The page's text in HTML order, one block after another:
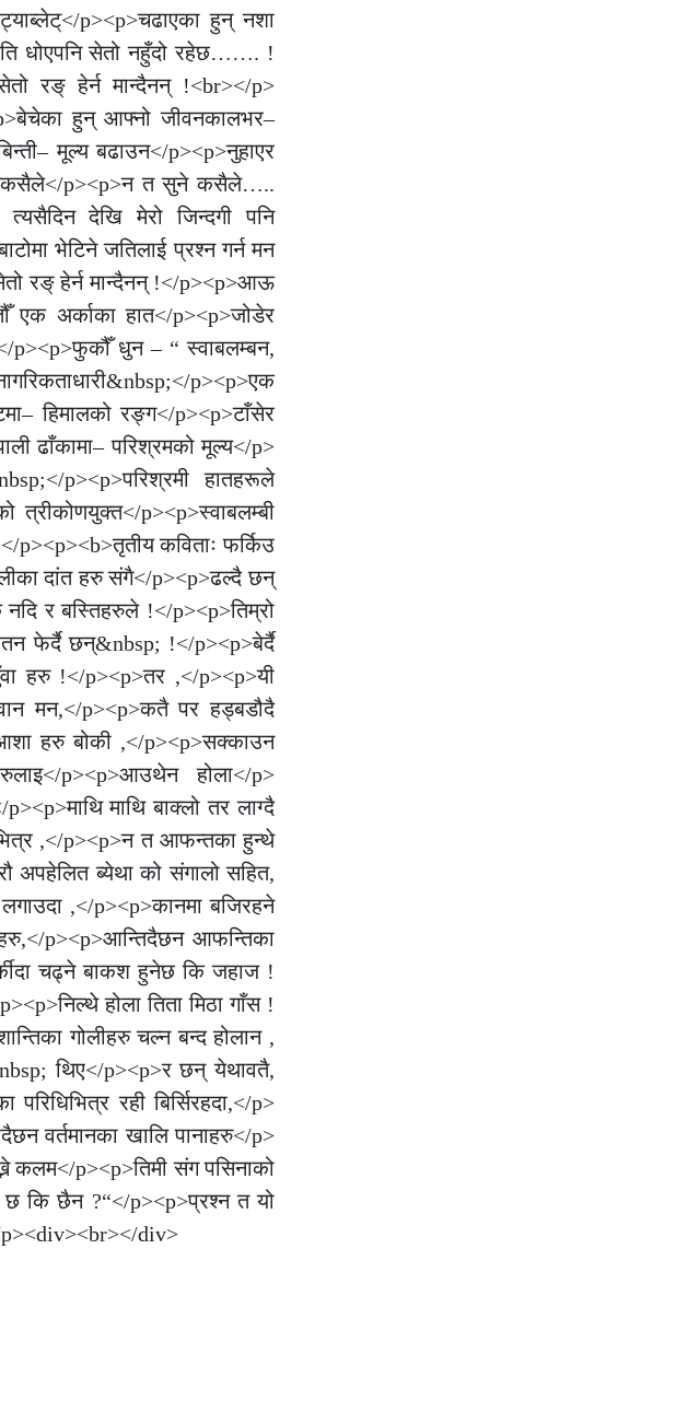
p><p>चढाएका हुन् नशा
धोएपनि सेतो नहुँदो रहेछ……. !
रङ् हेर्न मान्दैनन् !<br></p>
हुन् आफ्नो जीवनकालभर–
मूल्य बढाउन</p><p>नुहाएर
कसैले</p><p>न त सुने कसैले…..
देखि मेरो जिन्दगी पनि
भेटिने जतिलाई प्रश्न गर्न मन
रङ् हेर्न मान्दैनन् !</p><p>आऊ
एक अर्काका हात</p><p>जोडेर
p><p>फुकौँ धुन – “ स्वाबलम्बन,
p><p>एक
हिमालको रङ्ग</p><p>टाँसेर
ढाँकामा– परिश्रमको मूल्य</p>
p><p>परिश्रमी हातहरूले
त्रीकोणयुक्त</p><p>स्वाबलम्बी
कविताः फर्किउ
दांत हरु संगै</p><p>ढल्दै छन्
र बस्तिहरुले !</p><p>तिम्रो
फेर्दै छन्&nbsp; !</p><p>बेर्दै
हरु !</p><p>तर ,</p><p>यी
मन,</p><p>कतै पर हड्बडौदै
हरु बोकी ,</p><p>सक्काउन
p><p>आउथेन होला</p>
माथि बाक्लो तर लाग्दै
भित्र ,</p><p>न त आफन्तका हुन्थे
अपहेलित ब्येथा को संगालो सहित,
,</p><p>कानमा बजिरहने
p><p>आन्तिदैछन आफन्तिका
चढ्ने बाकश हुनेछ कि जहाज !
होला तिता मिठा गाँस !
गोलीहरु चल्न बन्द होलान ,
थिए</p><p>र छन् येथावतै,
रही बिर्सिरहदा,</p>
वर्तमानका खालि पानाहरु</p>
p><p>तिमी संग पसिनाको
कि छैन ?“</p><p>प्रश्न त यो
p><div><br></div>